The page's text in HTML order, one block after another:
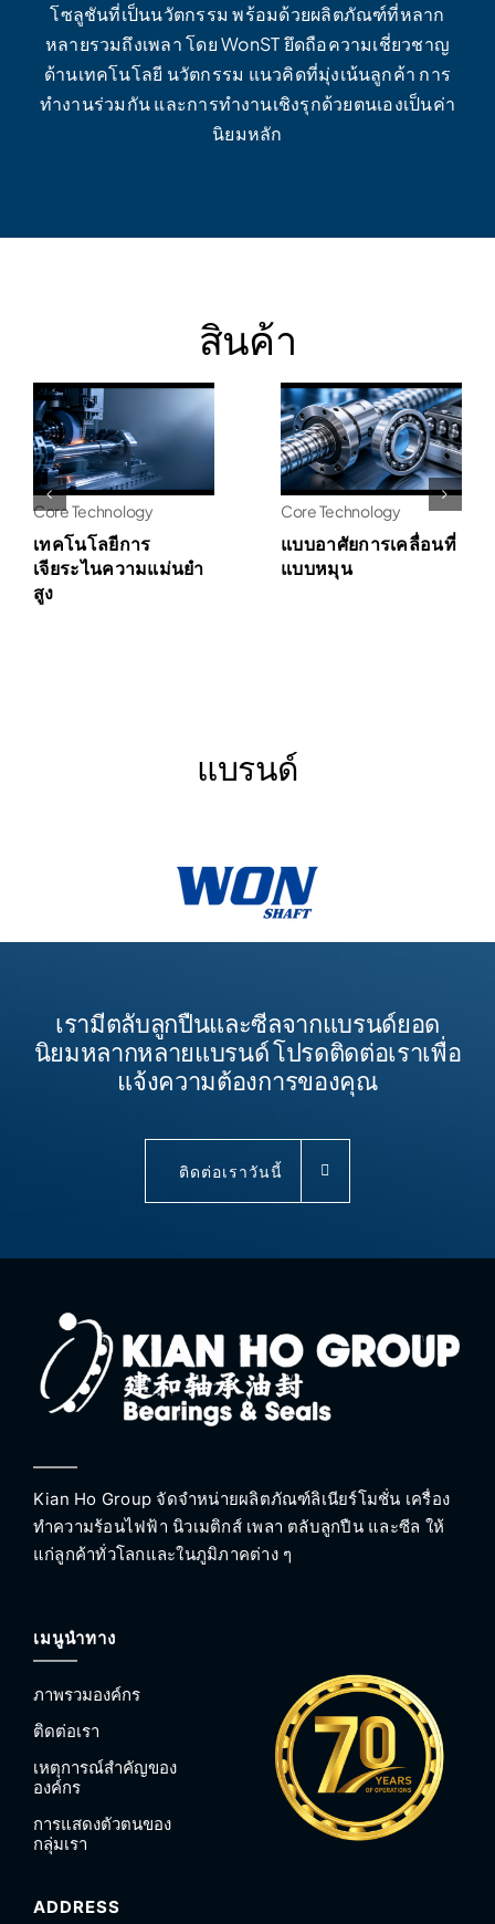
โซลูชันที่เป็นนวัตกรรม พร้อมด้วยผลิตภัณฑ์ที่หลาก
หลายรวมถึงเพลา โดย WonST ยึดถือความเชี่ยวชาญ
ด้านเทคโนโลยี นวัตกรรม แนวคิดที่มุ่งเน้นลูกค้า การ
ทำงานร่วมกัน และการทำงานเชิงรุกด้วยตนเองเป็นค่า
นิยมหลัก
สินค้า
Core Technology
เทคโนโลยีการ
เจียระไนความแม่นยำ
สูง
Core Technology
แบบอาศัยการเคลื่อนที่
แบบหมุน
แบรนด์
เรามีตลับลูกปืนและซีลจากแบรนด์ยอด
นิยมหลากหลายแบรนด์ โปรดติดต่อเราเพื่อ
แจ้งความต้องการของคุณ
ติดต่อเราวันนี้
Kian Ho Group จัดจำหน่ายผลิตภัณฑ์ลิเนียร์โมชั่น เครื่อง
ทำความร้อนไฟฟ้า นิวเมติกส์ เพลา ตลับลูกปืน และซีล ให้
แก่ลูกค้าทั่วโลกและในภูมิภาคต่าง ๆ
เมนูนำทาง
ภาพรวมองค์กร
ติดต่อเรา
เหตุการณ์สำคัญของ
องค์กร
การแสดงตัวตนของ
กลุ่มเรา
ADDRESS